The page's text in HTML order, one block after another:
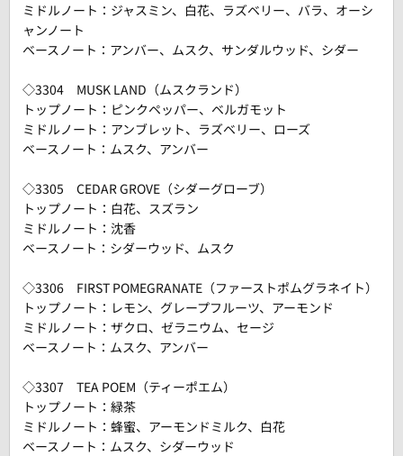
ミドルノート：ジャスミン、白花、ラズベリー、バラ、オーシ
ャンノート
ベースノート：アンバー、ムスク、サンダルウッド、シダー
◇3304 MUSK LAND（ムスクランド）
トップノート：ピンクペッパー、ベルガモット
ミドルノート：アンブレット、ラズベリー、ローズ
ベースノート：ムスク、アンバー
◇3305 CEDAR GROVE（シダーグローブ）
トップノート：白花、スズラン
ミドルノート：沈香
ベースノート：シダーウッド、ムスク
◇3306 FIRST POMEGRANATE（ファーストポムグラネイト）
トップノート：レモン、グレープフルーツ、アーモンド
ミドルノート：ザクロ、ゼラニウム、セージ
ベースノート：ムスク、アンバー
◇3307 TEA POEM（ティーポエム）
トップノート：緑茶
ミドルノート：蜂蜜、アーモンドミルク、白花
ベースノート：ムスク、シダーウッド